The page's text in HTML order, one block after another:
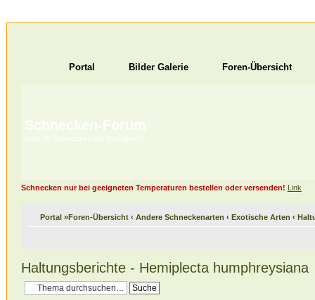
Portal Bilder Galerie Foren-Übersicht
Schnecken-Forum
Habt ihr Schnecken als Haustiere?
Schnecken nur bei geeigneten Temperaturen bestellen oder versenden! Link
Portal»Foren-Übersicht ‹ Andere Schneckenarten ‹ Exotische Arten ‹
Haltungsberichte - Hemiplecta humphreysiana